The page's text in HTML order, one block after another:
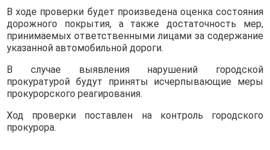
В ходе проверки будет произведена оценка состояния
дорожного покрытия, а также достаточность мер,
принимаемых ответственными лицами за содержание
указанной автомобильной дороги.
В случае выявления нарушений городской
прокуратурой будут приняты исчерпывающие меры
прокурорского реагирования.
Ход проверки поставлен на контроль городского
прокурора.